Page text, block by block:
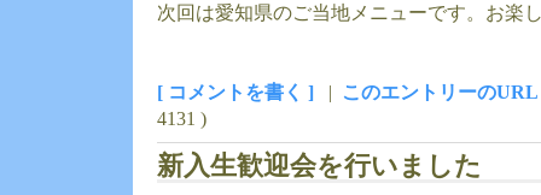
次回は愛知県のご当地メニューです。お楽
[ コメントを書く ] | このエントリーのURL
4131 )
新入生歓迎会を行いました